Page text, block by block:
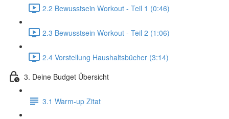
2.2 Bewusstsein Workout - Teil 1 (0:46)
2.3 Bewusstsein Workout - Teil 2 (1:06)
2.4 Vorstellung Haushaltsbücher (3:14)
3. Deine Budget Übersicht
3.1 Warm-up Zitat